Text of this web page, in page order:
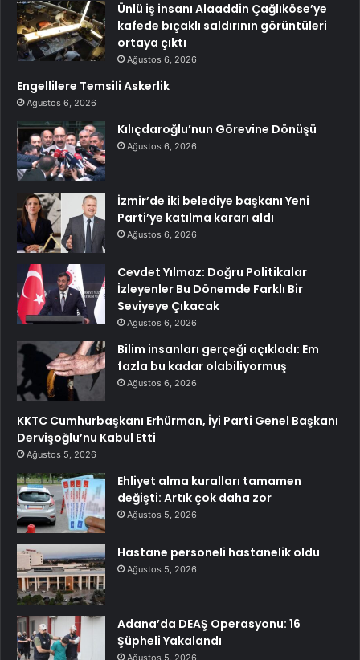
Ünlü iş insanı Alaaddin Çağlıköse’ye
kafede bıçaklı saldırının görüntüleri
ortaya çıktı
Ağustos 6, 2026
Engellilere Temsili Askerlik
Ağustos 6, 2026
Kılıçdaroğlu’nun Görevine Dönüşü
Ağustos 6, 2026
İzmir’de iki belediye başkanı Yeni
Parti’ye katılma kararı aldı
Ağustos 6, 2026
Cevdet Yılmaz: Doğru Politikalar
İzleyenler Bu Dönemde Farklı Bir
Seviyeye Çıkacak
Ağustos 6, 2026
Bilim insanları gerçeği açıkladı: Em
fazla bu kadar olabiliyormuş
Ağustos 6, 2026
KKTC Cumhurbaşkanı Erhürman, İyi Parti Genel Başkanı
Dervişoğlu’nu Kabul Etti
Ağustos 5, 2026
Ehliyet alma kuralları tamamen
değişti: Artık çok daha zor
Ağustos 5, 2026
Hastane personeli hastanelik oldu
Ağustos 5, 2026
Adana’da DEAŞ Operasyonu: 16
Şüpheli Yakalandı
Ağustos 5, 2026